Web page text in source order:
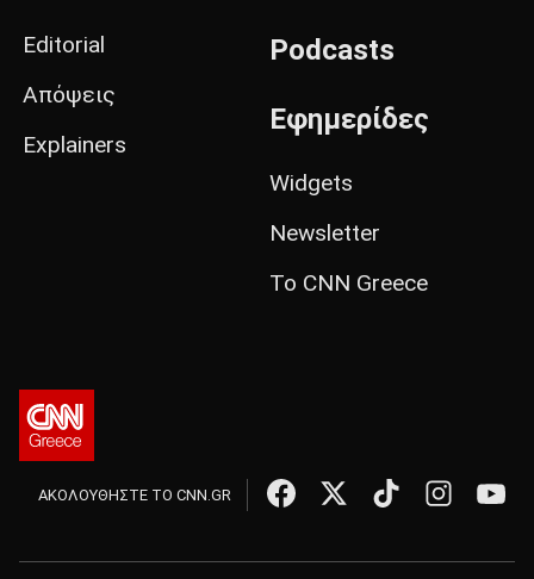
Editorial
Απόψεις
Explainers
Podcasts
Εφημερίδες
Widgets
Newsletter
Το CNN Greece
ΑΚΟΛΟΥΘΗΣΤΕ ΤΟ CNN.GR